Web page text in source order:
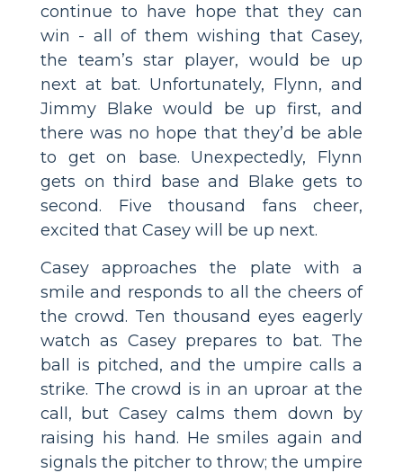
continue to have hope that they can
win - all of them wishing that Casey,
the team’s star player, would be up
next at bat. Unfortunately, Flynn, and
Jimmy Blake would be up first, and
there was no hope that they’d be able
to get on base. Unexpectedly, Flynn
gets on third base and Blake gets to
second. Five thousand fans cheer,
excited that Casey will be up next.
Casey approaches the plate with a
smile and responds to all the cheers of
the crowd. Ten thousand eyes eagerly
watch as Casey prepares to bat. The
ball is pitched, and the umpire calls a
strike. The crowd is in an uproar at the
call, but Casey calms them down by
raising his hand. He smiles again and
signals the pitcher to throw; the umpire